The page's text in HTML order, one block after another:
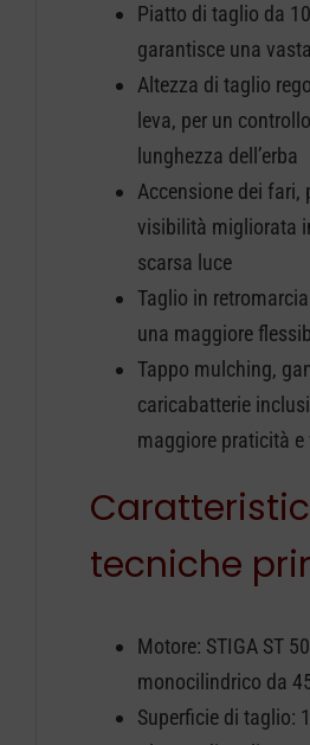
Piatto di taglio da
garantisce una
Altezza di taglio
leva, per un
lunghezza dell’erba
Accensione dei fari,
visibilità migliorata
scarsa luce
Taglio in
una maggiore
Tappo mulching,
caricabatterie
maggiore praticità
tecniche
Motore: STIGA ST
monocilindrico da
Superficie di taglio: